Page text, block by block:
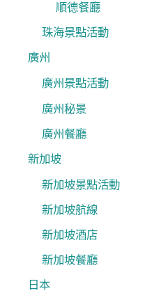
順德餐廳
珠海景點活動
廣州
廣州景點活動
廣州秘景
廣州餐廳
新加坡
新加坡景點活動
新加坡航線
新加坡酒店
新加坡餐廳
日本